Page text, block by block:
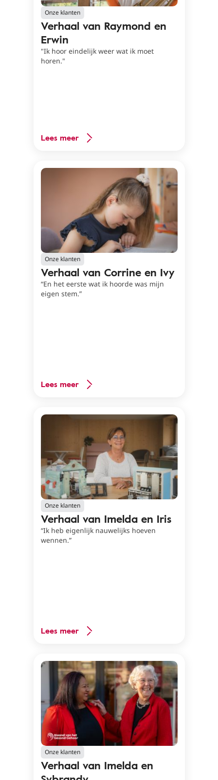
Onze klanten
Verhaal van Raymond en
Erwin
"Ik hoor eindelijk weer wat ik moet
horen."
Lees meer
Onze klanten
Verhaal van Corrine en Ivy
“En het eerste wat ik hoorde was mijn
eigen stem.”
Lees meer
Onze klanten
Verhaal van Imelda en Iris
“Ik heb eigenlijk nauwelijks hoeven
wennen.”
Lees meer
Onze klanten
Verhaal van Imelda en